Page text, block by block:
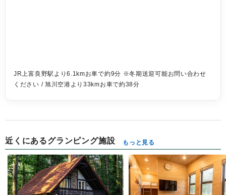
JR上富良野駅より6.1kmお車で約9分 ※冬期送迎可能お問い合わせ
ください / 旭川空港より33kmお車で約38分
近くにあるグランピング施設 もっと見る